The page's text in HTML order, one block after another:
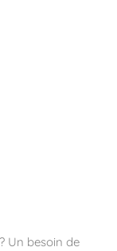
Un besoin de